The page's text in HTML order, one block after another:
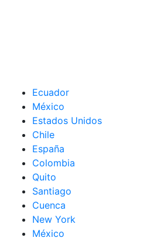
Ecuador
México
Estados Unidos
Chile
España
Colombia
Quito
Santiago
Cuenca
New York
México